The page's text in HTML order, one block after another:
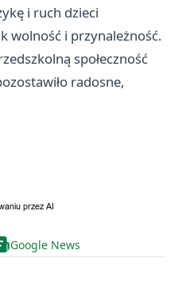
i ruch dzieci
wolność i przynależność.
społeczność
radosne,
Google News